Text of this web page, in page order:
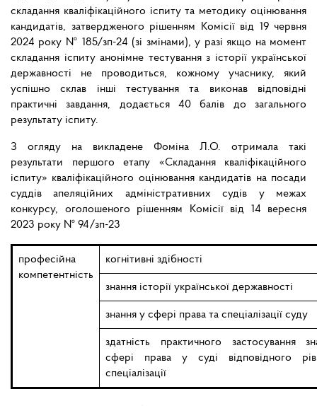
складання кваліфікаційного іспиту та методику оцінювання
кандидатів, затвердженого рішенням Комісії від 19 червня
2024 року № 185/зп-24 (зі змінами), у разі якщо на момент
складання іспиту анонімне тестування з історії української
державності не проводиться, кожному учаснику, який
успішно склав інші тестування та виконав відповідні
практичні завдання, додається 40 балів до загального
результату іспиту.
З огляду на викладене Фоміна Л.О. отримала такі
результати першого етапу «Складання кваліфікаційного
іспиту» кваліфікаційного оцінювання кандидатів на посади
суддів апеляційних адміністративних судів у межах
конкурсу, оголошеного рішенням Комісії від 14 вересня
2023 року № 94/зп-23
професійна
компетентність
когнітивні здібності
знання історії української державності
знання у сфері права та спеціалізації суду
здатність практичного застосування
сфері права у суді відповідного
спеціалізації